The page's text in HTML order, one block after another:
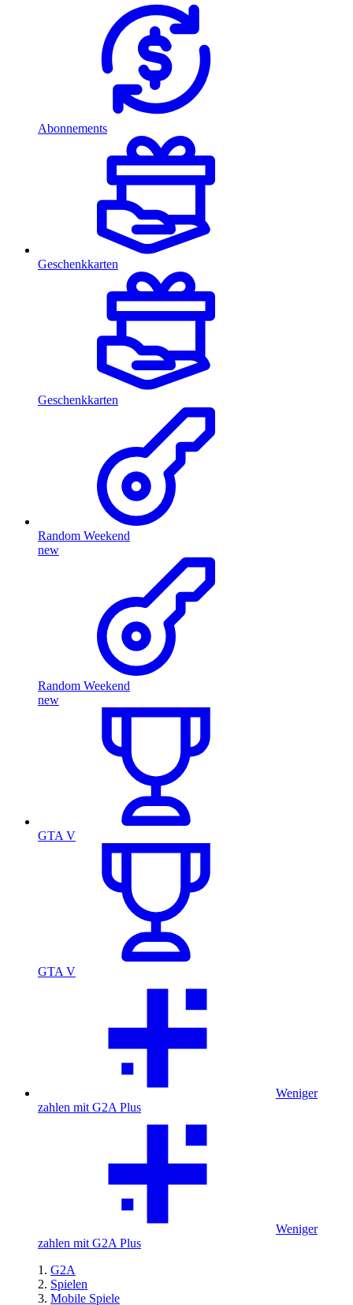
Abonnements
Geschenkkarten
Geschenkkarten
Random Weekend
new
Random Weekend
new
GTA V
GTA V
Weniger
zahlen mit G2A Plus
Weniger
zahlen mit G2A Plus
G2A
Spielen
Mobile Spiele